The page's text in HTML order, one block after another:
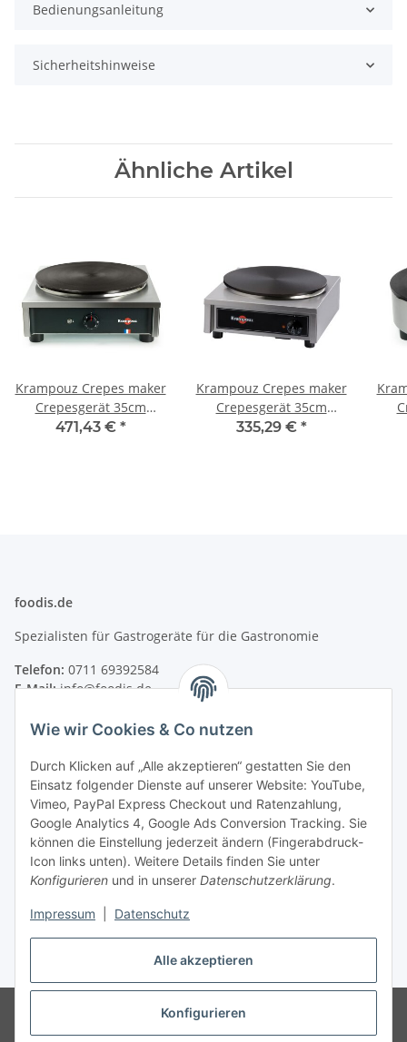
Alle akzeptieren
Konfigurieren
Wie wir Cookies & Co nutzen
Durch Klicken auf „Alle akzeptieren“ gestatten Sie den
Einsatz folgender Dienste auf unserer Website: YouTube,
Vimeo, PayPal Express Checkout und Ratenzahlung,
Google Analytics 4, Google Ads Conversion Tracking. Sie
können die Einstellung jederzeit ändern (Fingerabdruck-
Icon links unten). Weitere Details finden Sie unter
Konfigurieren und in unserer Datenschutzerklärung.
Impressum Datenschutz
Bedienungsanleitung
Sicherheitshinweise
Ähnliche Artikel
Krampouz Crepes maker
Crepesgerät 35cm
Standard Eckig 230V
471,43 € *
Krampouz Crepes maker
Crepesgerät 35cm
Standard Eckig 230V
335,29 € *
foodis.de
Spezialisten für Gastrogeräte für die Gastronomie
Telefon: 0711 69392584
E-Mail:info@foodis.de
Adresse:
Adolf-Murthum-Straße 23
70771 Leinfelden-Echterdingen
Deutschland
Supportzeiten:
Montag–Freitag, 08:00–17:00 Uhr
Informationen
Rechtliches
* Alle Preise zzgl. gesetzlicher USt., zzgl.Versand
© 2024-2026 - Foodis GmbH
Verkauf nur an gewerbliche Abnehmer